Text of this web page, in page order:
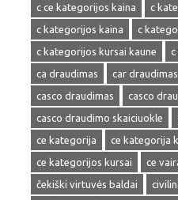
c ce kategorijos kaina
c
c kategorijos kaina
c
c kategorijos kursai kaune
c
ca draudimas
car draudimas
casco draudimas
casco
casco draudimo skaiciuokle
ce kategorija
ce kategorija
ce kategorijos kursai
ce
čekiški virtuvės baldai